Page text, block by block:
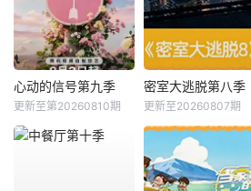
心动的信号第九季
更新至第20260810期
密室大逃脱第八季
更新至20260807期